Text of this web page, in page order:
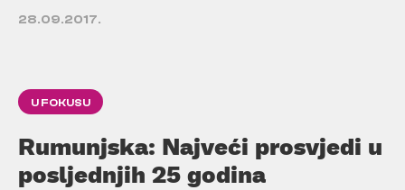
28.09.2017.
U FOKUSU
Rumunjska: Najveći prosvjedi u
posljednjih 25 godina